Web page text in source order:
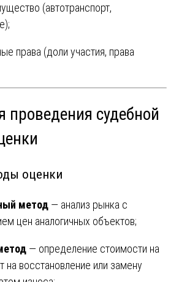
(автотранспорт,
права (доли участия, права
проведения судебной
оценки
метод — анализ рынка с
цен аналогичных объектов;
— определение стоимости на
на восстановление или замену